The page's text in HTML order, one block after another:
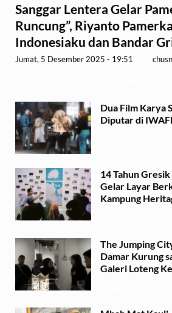
Sanggar Lentera Gelar
Runcung”, Riyanto
Indonesiaku dan Bandar
Jumat, 5 Desember 2025 - 19:51
Dua Film Karya
Diputar di
14 Tahun
Gelar Layar
Kampung
The Jumping
Damar Kurung
Galeri Loteng